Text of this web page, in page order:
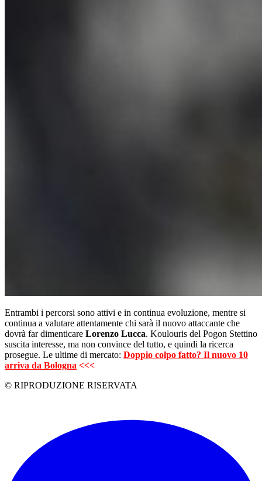
Entrambi i percorsi sono attivi e in continua evoluzione, mentre si
continua a valutare attentamente chi sarà il nuovo attaccante che
dovrà far dimenticare Lorenzo Lucca. Koulouris del Pogon Stettino
suscita interesse, ma non convince del tutto, e quindi la ricerca
prosegue. Le ultime di mercato: Doppio colpo fatto? Il nuovo 10
arriva da Bologna <<<
© RIPRODUZIONE RISERVATA